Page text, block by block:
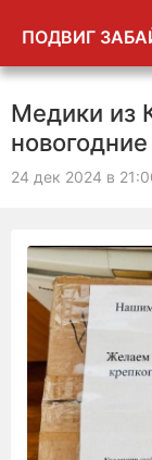
ПОДВИГ
Медики из
24 дек 2024 в